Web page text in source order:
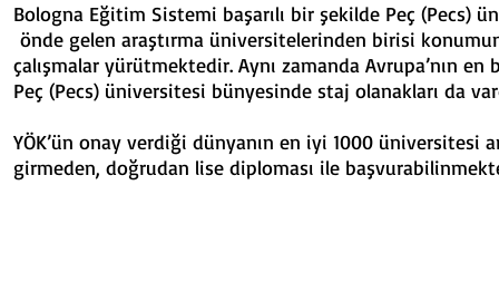
Bologna Eğitim Sistemi başarılı bir şekilde Peç (Pecs)
önde gelen araştırma üniversitelerinden birisi
çalışmalar yürütmektedir. Aynı zamanda Avrupa’nın
Peç (Pecs) üniversitesi bünyesinde staj olanakları da
YÖK’ün onay verdiği dünyanın en iyi 1000 üniversitesi
girmeden, doğrudan lise diploması ile